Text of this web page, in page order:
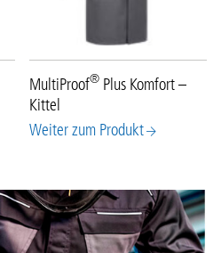
MultiProof® Plus Komfort –
Kittel
Weiter zum Produkt